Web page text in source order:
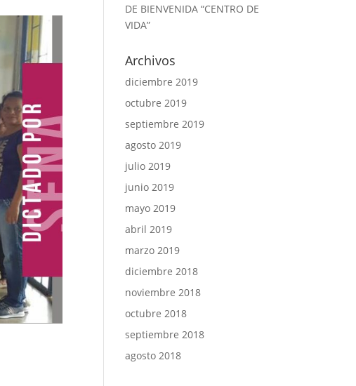
DE BIENVENIDA “CENTRO DE
VIDA”
Archivos
diciembre 2019
octubre 2019
septiembre 2019
agosto 2019
julio 2019
junio 2019
mayo 2019
abril 2019
marzo 2019
diciembre 2018
noviembre 2018
octubre 2018
septiembre 2018
agosto 2018